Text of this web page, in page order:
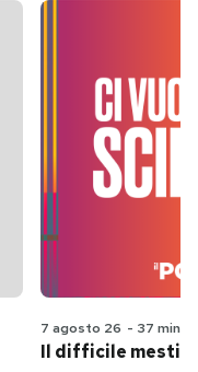
7 agosto 26 - 37 min
Il difficile